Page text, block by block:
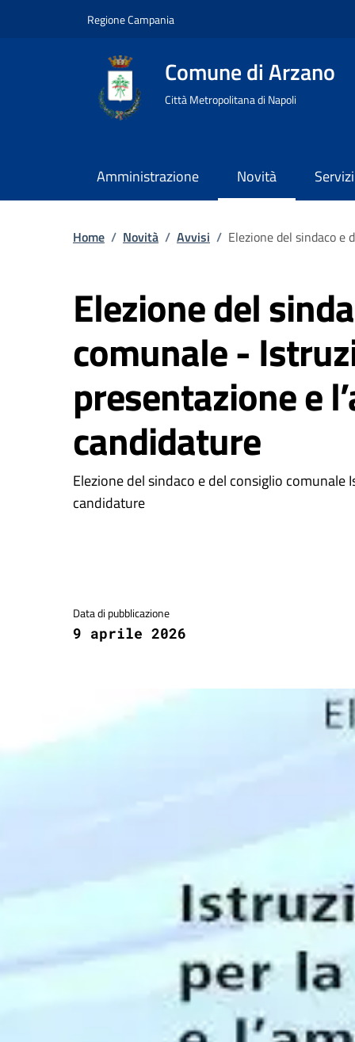
Regione Campania
Comune di Arzano
Città Metropolitana di Napoli
Amministrazione Novità Servizi
Home / Novità / Avvisi / Elezione del sindaco e
Elezione del
comunale -
presentazione e
candidature
Elezione del sindaco e del consiglio comunale
candidature
Data di pubblicazione
9 aprile 2026